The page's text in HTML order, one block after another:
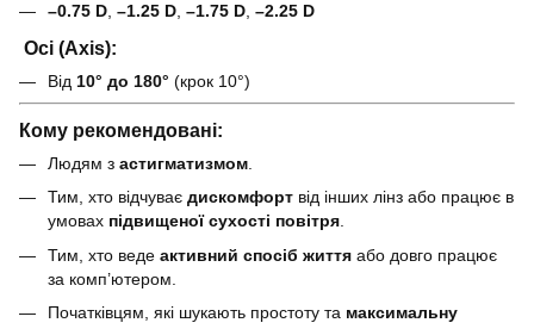
–0.75 D –1.25 D –1.75 D –2.25 D
Осі (Axis):
Від 10° до 180° (крок 10°)
Кому рекомендовані:
Людям з астигматизмом
Тим, хто відчуває дискомфорт від інших лінз або працює в
умовах підвищеної сухості повітря.
Тим, хто веде активний спосіб життя або довго працює
за комп’ютером.
Початківцям, які шукають простоту та максимальну